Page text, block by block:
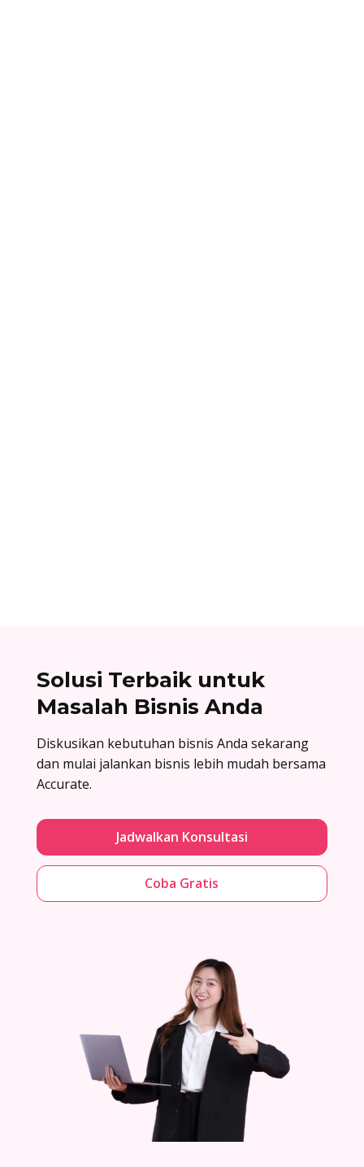
Solusi Terbaik untuk
Masalah Bisnis Anda
Diskusikan kebutuhan bisnis Anda sekarang
dan mulai jalankan bisnis lebih mudah bersama
Accurate.
Jadwalkan Konsultasi
Coba Gratis